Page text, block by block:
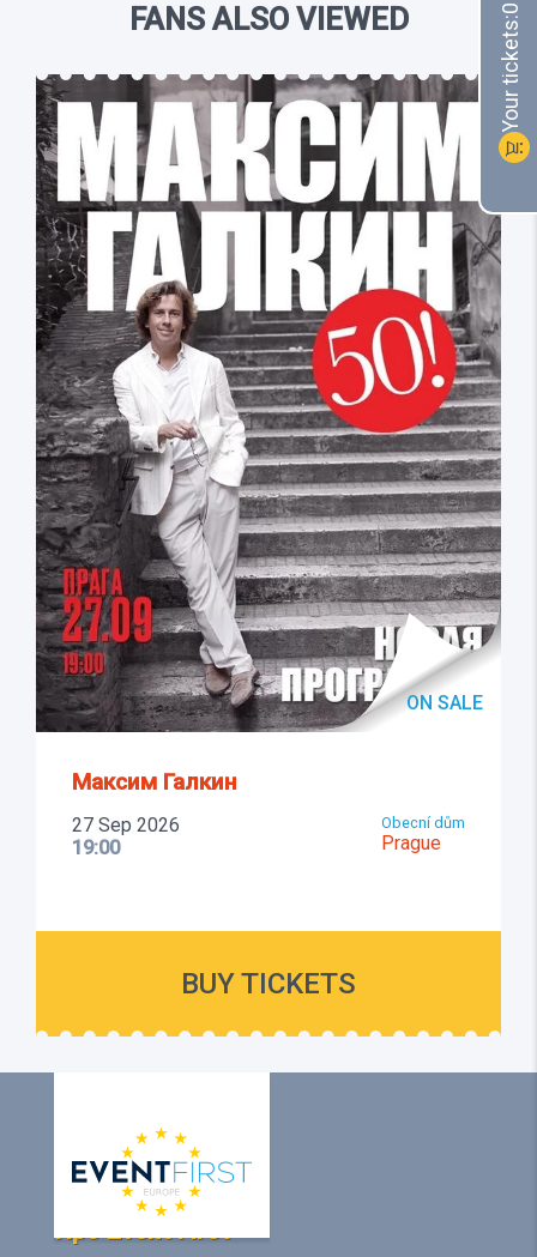
FANS ALSO VIEWED
ON SALE
Максим Галкин
27 Sep 2026
19:00
Obecní dům
Prague
BUY TICKETS
shopping_cart
Your tickets:
0
Про Event First